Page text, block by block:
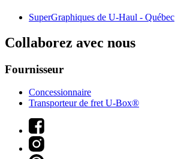
SuperGraphiques de U-Haul - Québec
Collaborez avec nous
Fournisseur
Concessionnaire
Transporteur de fret U-Box®